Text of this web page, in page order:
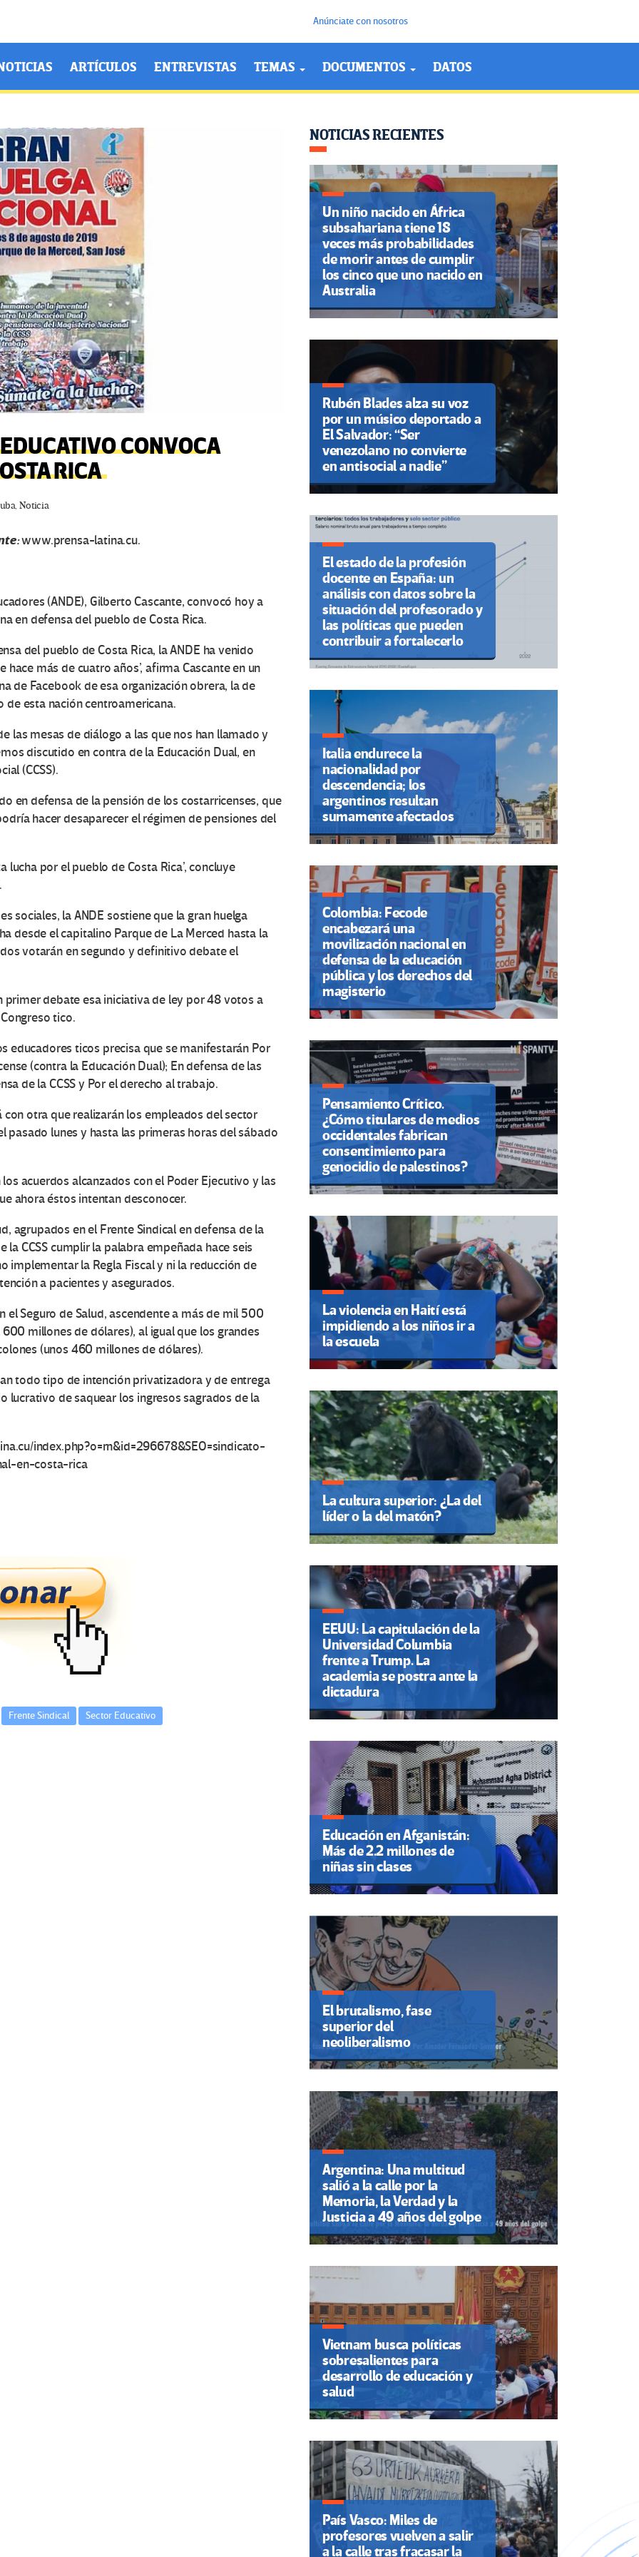
Anúnciate con nosotros
ARTÍCULOS ENTREVISTAS TEMAS DOCUMENTOS DATOS
CONVOCA
RICA
,Noticia
www.prensa-latina.cu.
(ANDE), Gilberto Cascante, convocó hoy a
en defensa del pueblo de Costa Rica.
del pueblo de Costa Rica, la ANDE ha venido
más de cuatro años’, afirma Cascante en un
de Facebook de esa organización obrera, la de
esta nación centroamericana.
las mesas de diálogo a las que nos han llamado y
discutido en contra de la Educación Dual, en
(CCSS).
en defensa de la pensión de los costarricenses, que
hacer desaparecer el régimen de pensiones del
lucha por el pueblo de Costa Rica’, concluye
sociales, la ANDE sostiene que la gran huelga
desde el capitalino Parque de La Merced hasta la
votarán en segundo y definitivo debate el
primer debate esa iniciativa de ley por 48 votos a
tico.
educadores ticos precisa que se manifestarán Por
(contra la Educación Dual); En defensa de las
de la CCSS y Por el derecho al trabajo.
otra que realizarán los empleados del sector
pasado lunes y hasta las primeras horas del sábado
acuerdos alcanzados con el Poder Ejecutivo y las
ahora éstos intentan desconocer.
agrupados en el Frente Sindical en defensa de la
la CCSS cumplir la palabra empeñada hace seis
implementar la Regla Fiscal y ni la reducción de
a pacientes y asegurados.
el Seguro de Salud, ascendente a más de mil 500
millones de dólares), al igual que los grandes
(unos 460 millones de dólares).
todo tipo de intención privatizadora y de entrega
lucrativo de saquear los ingresos sagrados de la
index.php?o=rn&id=296678&SEO=sindicato-
en-costa-rica
Frente Sindical Sector Educativo
NOTICIAS RECIENTES
Un niño nacido en África
subsahariana tiene 18
veces más probabilidades
de morir antes de cumplir
los cinco que uno nacido en
Australia
Rubén Blades alza su voz
por un músico deportado a
El Salvador: “Ser
venezolano no convierte
en antisocial a nadie”
El estado de la profesión
docente en España: un
análisis con datos sobre la
situación del profesorado y
las políticas que pueden
contribuir a fortalecerlo
Italia endurece la
nacionalidad por
descendencia; los
argentinos resultan
sumamente afectados
Colombia: Fecode
encabezará una
movilización nacional en
defensa de la educación
pública y los derechos del
magisterio
Pensamiento Crítico.
¿Cómo titulares de medios
occidentales fabrican
consentimiento para
genocidio de palestinos?
La violencia en Haití está
impidiendo a los niños ir a
la escuela
La cultura superior: ¿La del
líder o la del matón?
EEUU: La capitulación de la
Universidad Columbia
frente a Trump. La
academia se postra ante la
dictadura
Educación en Afganistán:
Más de 2.2 millones de
niñas sin clases
El brutalismo, fase
superior del
neoliberalismo
Argentina: Una multitud
salió a la calle por la
Memoria, la Verdad y la
Justicia a 49 años del golpe
Vietnam busca políticas
sobresalientes para
desarrollo de educación y
salud
País Vasco: Miles de
profesores vuelven a salir
a la calle tras fracasar la